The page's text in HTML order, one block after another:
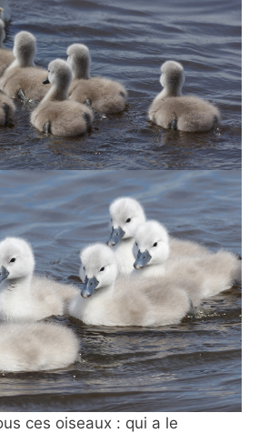
ces oiseaux : qui a le